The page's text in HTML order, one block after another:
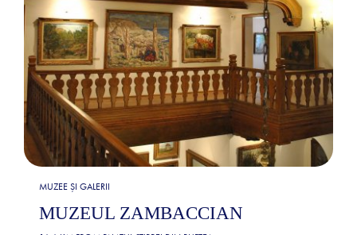
MUZEE ȘI GALERII
MUZEUL ZAMBACCIAN